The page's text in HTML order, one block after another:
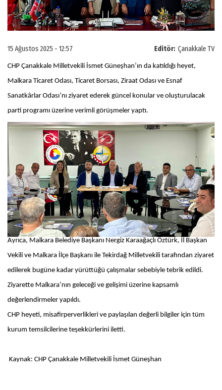
Editör: Çanakkale TV
15 Ağustos 2025 - 12:57
CHP Çanakkale Milletvekili İsmet Güneşhan’ın da katıldığı heyet,
Malkara Ticaret Odası, Ticaret Borsası, Ziraat Odası ve Esnaf
Sanatkârlar Odası’nı ziyaret ederek güncel konular ve oluşturulacak
parti programı üzerine verimli görüşmeler yaptı.
Ayrıca, Malkara Belediye Başkanı Nergiz Karaağaçlı Öztürk, İl Başkan
Vekili ve Malkara İlçe Başkanı ile Tekirdağ Milletvekili tarafından ziyaret
edilerek bugüne kadar yürüttüğü çalışmalar sebebiyle tebrik edildi.
Ziyarette Malkara’nın geleceği ve gelişimi üzerine kapsamlı
değerlendirmeler yapıldı.
CHP heyeti, misafirperverlikleri ve paylaşılan değerli bilgiler için tüm
kurum temsilcilerine teşekkürlerini iletti.
Kaynak: CHP Çanakkale Milletvekili İsmet Güneşhan